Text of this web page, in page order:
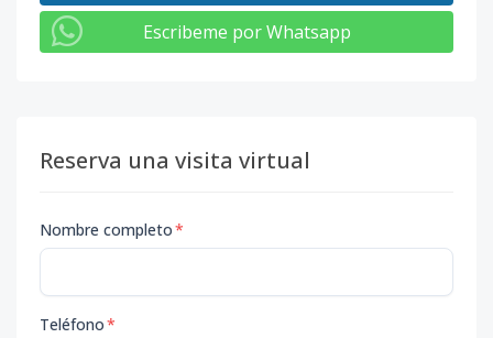
Escribeme por Whatsapp
Reserva una visita virtual
Nombre completo*
Teléfono*